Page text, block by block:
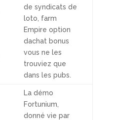
de syndicats de
loto, farm
Empire option
dachat bonus
vous ne les
trouviez que
dans les pubs.
La démo
Fortunium,
donné vie par